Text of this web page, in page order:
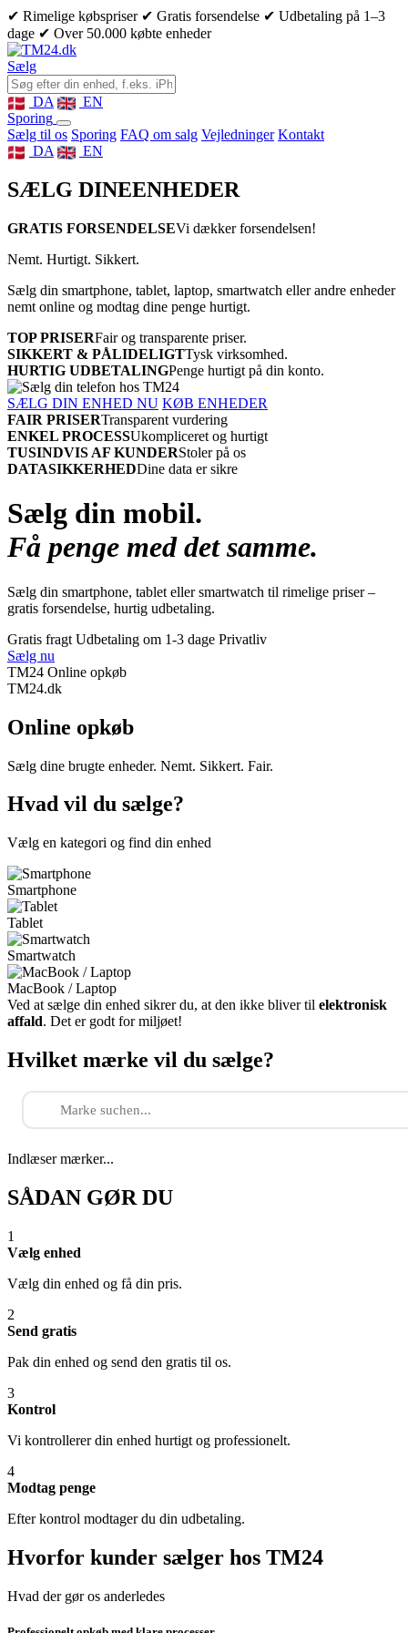
✔ Rimelige købspriser ✔ Gratis forsendelse ✔ Udbetaling på 1–3
dage ✔ Over 50.000 købte enheder
Sælg
DA
EN
Sporing
Sælg til os Sporing FAQ om salg Vejledninger Kontakt
DA
EN
SÆLG DINEENHEDER
GRATIS FORSENDELSEVi dækker forsendelsen!
Nemt. Hurtigt. Sikkert.
Sælg din smartphone, tablet, laptop, smartwatch eller andre enheder
nemt online og modtag dine penge hurtigt.
TOP PRISERFair og transparente priser.
SIKKERT & PÅLIDELIGTTysk virksomhed.
HURTIG UDBETALINGPenge hurtigt på din konto.
SÆLG DIN ENHED NU KØB ENHEDER
FAIR PRISERTransparent vurdering
ENKEL PROCESSUkompliceret og hurtigt
TUSINDVIS AF KUNDERStoler på os
DATASIKKERHEDDine data er sikre
Sælg din mobil.
Få penge med det samme.
Sælg din smartphone, tablet eller smartwatch til rimelige priser –
gratis forsendelse, hurtig udbetaling.
Gratis fragt Udbetaling om 1-3 dage Privatliv
Sælg nu
TM24 Online opkøb
TM24.dk
Online opkøb
Sælg dine brugte enheder. Nemt. Sikkert. Fair.
Hvad vil du sælge?
Vælg en kategori og find din enhed
Smartphone
Tablet
Smartwatch
MacBook / Laptop
Ved at sælge din enhed sikrer du, at den ikke bliver til elektronisk
affald. Det er godt for miljøet!
Hvilket mærke vil du sælge?
Indlæser mærker...
SÅDAN GØR DU
1
Vælg enhed
Vælg din enhed og få din pris.
2
Send gratis
Pak din enhed og send den gratis til os.
3
Kontrol
Vi kontrollerer din enhed hurtigt og professionelt.
4
Modtag penge
Efter kontrol modtager du din udbetaling.
Hvorfor kunder sælger hos TM24
Hvad der gør os anderledes